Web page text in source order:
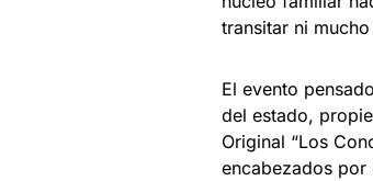
transitar ni
El evento
del estado,
Original “Los
encabezados